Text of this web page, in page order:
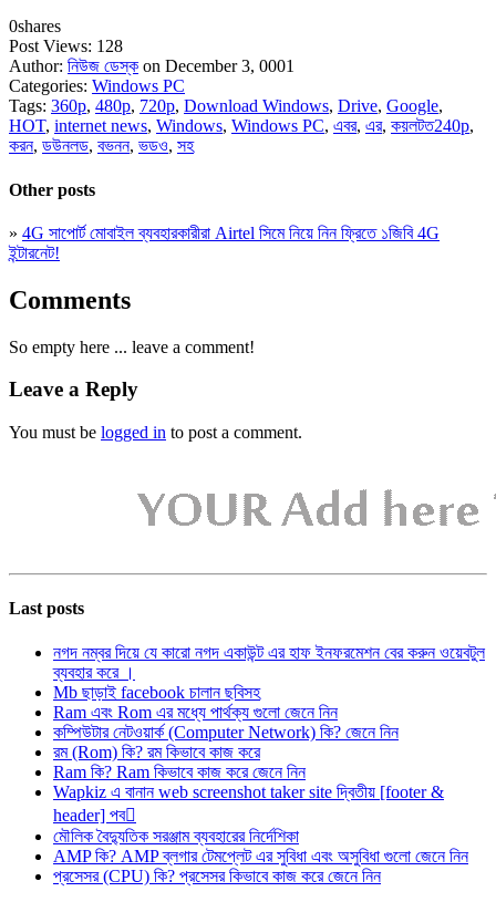
0shares
Post Views: 128
Author: নিউজ ডেস্ক on December 3, 0001
Categories: Windows PC
Tags: 360p, 480p, 720p, Download Windows, Drive, Google,
HOT, internet news, Windows, Windows PC, এবর, এর, কয়লটত240p,
করন, ডউনলড, বভনন, ভডও, সহ
Other posts
» 4G সাপোর্ট মোবাইল ব্যবহারকারীরা Airtel সিমে নিয়ে নিন ফ্রিতে ১জিবি 4G
ইন্টারনেট!
Comments
So empty here ... leave a comment!
Leave a Reply
You must be logged in to post a comment.
Last posts
নগদ নম্বর দিয়ে যে কারো নগদ একাউন্ট এর হাফ ইনফরমেশন বের করুন ওয়েবটুল
ব্যবহার করে ।
Mb ছাড়াই facebook চালান ছবিসহ
Ram এবং Rom এর মধ্যে পার্থক্য গুলো জেনে নিন
কম্পিউটার নেটওয়ার্ক (Computer Network) কি? জেনে নিন
রম (Rom) কি? রম কিভাবে কাজ করে
Ram কি? Ram কিভাবে কাজ করে জেনে নিন
Wapkiz এ বানান web screenshot taker site দ্বিতীয় [footer &
header] পব
মৌলিক বৈদ্যুতিক সরঞ্জাম ব্যবহারের নির্দেশিকা
AMP কি? AMP ব্লগার টেমপ্লেট এর সুবিধা এবং অসুবিধা গুলো জেনে নিন
প্রসেসর (CPU) কি? প্রসেসর কিভাবে কাজ করে জেনে নিন